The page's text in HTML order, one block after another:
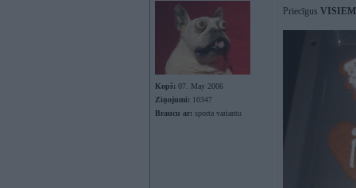
Kopš: 07. May 2006
Ziņojumi: 10347
Braucu ar: sporta variantu
Priecīgus VISIEM